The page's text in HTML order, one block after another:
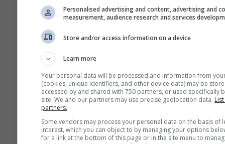
Pallerols Anomalia de
precipitação por mês
May Jun Jul
Sep Oct Nov
Personalised advertising and content, advertising and
measurement, audience research and services
Store and/or access information on a device
Learn more
Your personal data will be processed and information from
(cookies, unique identifiers, and other device data) may be
accessed by and shared with 750 partners, or used specifically
site. We and our partners may use precise geolocation data.
partners.
Some vendors may process your personal data on the basis of
interest, which you can object to by managing your options
for a link at the bottom of this page or in the site menu to